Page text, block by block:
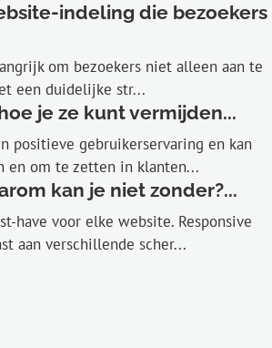
indeling die bezoekers
om bezoekers niet alleen aan te
een duidelijke str...
je ze kunt vermijden...
positieve gebruikerservaring en kan
en om te zetten in klanten...
kan je niet zonder?...
have voor elke website. Responsive
aan verschillende scher...